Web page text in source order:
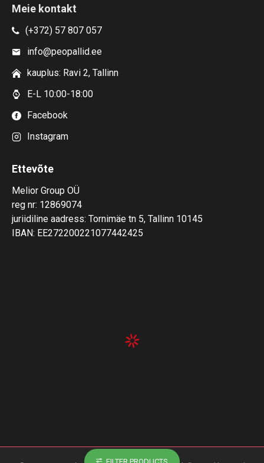
Meie kontakt
(+372) 57 807 057
info@peopallid.ee
kauplus: Ravi 2, Tallinn
E-L 10:00-18:00
Facebook
Instagram
Ettevõte
Melior Group OÜ
reg nr: 12869074
juriidiline aadress: Tornimäe tn 5, Tallinn 10145
IBAN: EE272200221077442425